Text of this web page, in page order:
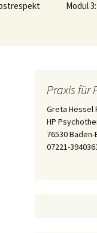
Modul
Shinrin
bei ADHS
Vitamine
Praxis für
Greta Hessel
HP
76530 Baden-
07221-